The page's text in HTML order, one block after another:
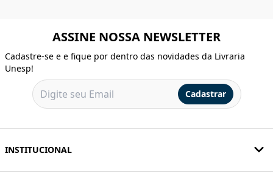
ASSINE NOSSA NEWSLETTER
Cadastre-se e e fique por dentro das novidades da Livraria
Unesp!
Cadastrar
INSTITUCIONAL